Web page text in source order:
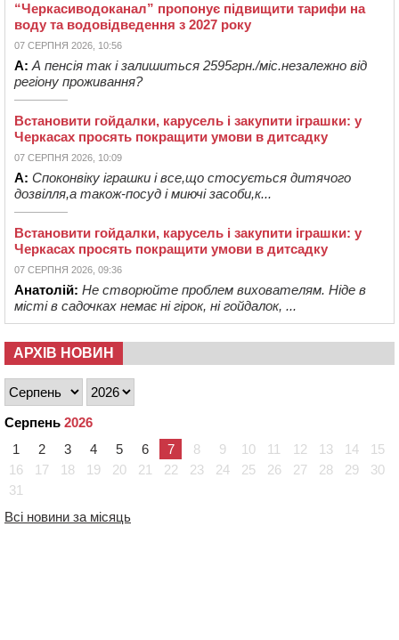
“Черкасиводоканал” пропонує підвищити тарифи на
воду та водовідведення з 2027 року
07 СЕРПНЯ 2026, 10:56
А: А пенсія так і залишиться 2595грн./міс.незалежно від
регіону проживання?
Встановити гойдалки, карусель і закупити іграшки: у
Черкасах просять покращити умови в дитсадку
07 СЕРПНЯ 2026, 10:09
А: Споконвіку іграшки і все,що стосується дитячого
дозвілля,а також-посуд і миючі засоби,к...
Встановити гойдалки, карусель і закупити іграшки: у
Черкасах просять покращити умови в дитсадку
07 СЕРПНЯ 2026, 09:36
Анатолій: Не створюйте проблем вихователям. Ніде в
місті в садочках немає ні гірок, ні гойдалок, ...
АРХІВ НОВИН
Серпень 2026
1
2 3 4 5 6 7 8 9 10 11 12 13 14
15
16
17 18 19 20 21 22 23 24 25 26 27 28 29
30
31
Всі новини за місяць